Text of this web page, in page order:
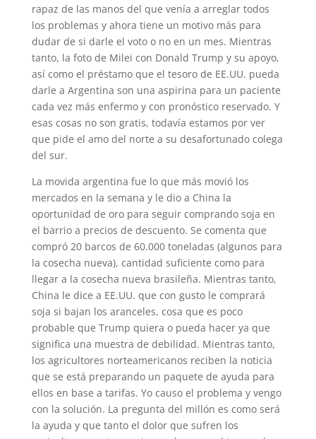
rapaz de las manos del que venía a arreglar todos
los problemas y ahora tiene un motivo más para
dudar de si darle el voto o no en un mes. Mientras
tanto, la foto de Milei con Donald Trump y su apoyo,
así como el préstamo que el tesoro de EE.UU. pueda
darle a Argentina son una aspirina para un paciente
cada vez más enfermo y con pronóstico reservado. Y
esas cosas no son gratis, todavía estamos por ver
que pide el amo del norte a su desafortunado colega
del sur.
La movida argentina fue lo que más movió los
mercados en la semana y le dio a China la
oportunidad de oro para seguir comprando soja en
el barrio a precios de descuento. Se comenta que
compró 20 barcos de 60.000 toneladas (algunos para
la cosecha nueva), cantidad suficiente como para
llegar a la cosecha nueva brasileña. Mientras tanto,
China le dice a EE.UU. que con gusto le comprará
soja si bajan los aranceles, cosa que es poco
probable que Trump quiera o pueda hacer ya que
significa una muestra de debilidad. Mientras tanto,
los agricultores norteamericanos reciben la noticia
que se está preparando un paquete de ayuda para
ellos en base a tarifas. Yo causo el problema y vengo
con la solución. La pregunta del millón es como será
la ayuda y que tanto el dolor que sufren los